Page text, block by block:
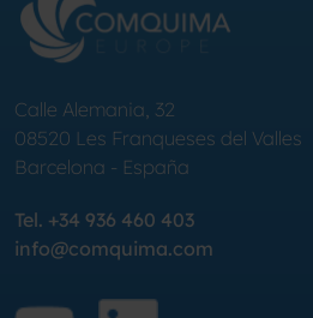
Calle Alemania, 32
08520 Les Franqueses del Valles
Barcelona - España
Tel. +34 936 460 403
info@comquima.com